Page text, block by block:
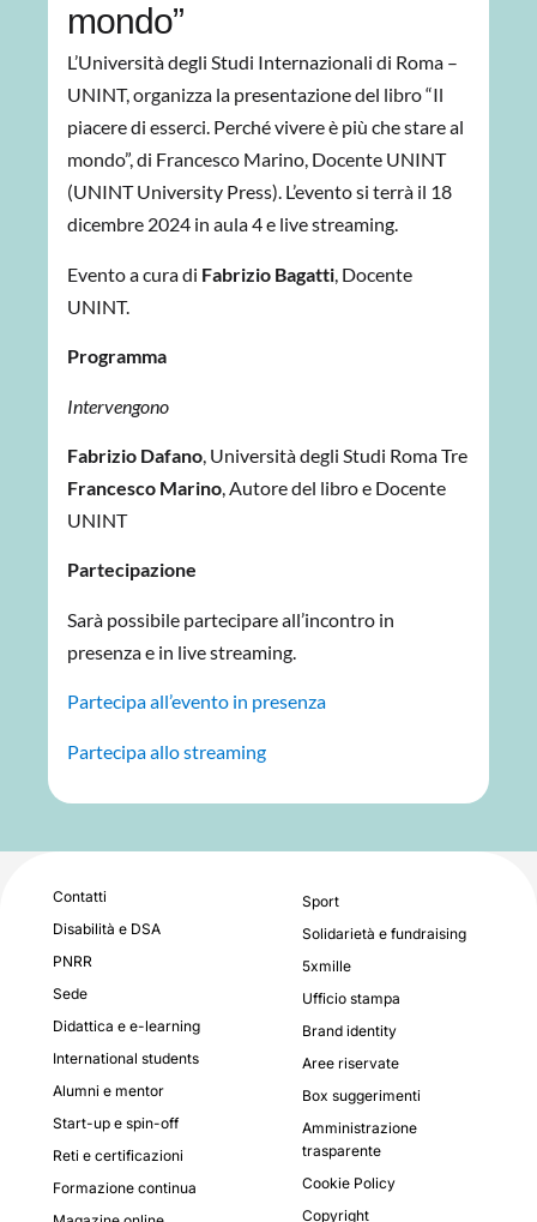
mondo”
L’Università degli Studi Internazionali di Roma –
UNINT, organizza la presentazione del libro “Il
piacere di esserci. Perché vivere è più che stare al
mondo”, di Francesco Marino, Docente UNINT
(UNINT University Press). L’evento si terrà il 18
dicembre 2024 in aula 4 e live streaming.
Evento a cura di Fabrizio Bagatti , Docente
UNINT.
Programma
Intervengono
Fabrizio Dafano, Università degli Studi Roma Tre
Francesco Marino, Autore del libro e Docente
UNINT
Partecipazione
Sarà possibile partecipare all’incontro in
presenza e in live streaming.
Partecipa all’evento in presenza
Partecipa allo streaming
Contatti
Disabilità e DSA
PNRR
Sede
Didattica e e-learning
International students
Alumni e mentor
Start-up e spin-off
Reti e certificazioni
Formazione continua
Sport
Solidarietà e fundraising
5xmille
Ufficio stampa
Brand identity
Aree riservate
Box suggerimenti
Amministrazione
trasparente
Cookie Policy
Copyright